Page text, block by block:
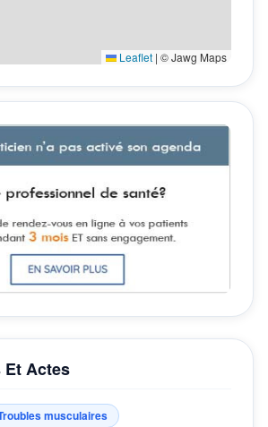
Et Actes
musculaires
Leaflet | © Jawg Maps